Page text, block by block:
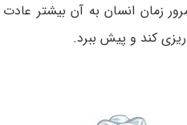
زمان انسان به آن بیشتر
کند و پیش ببرد.